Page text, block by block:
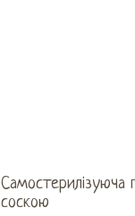
Самостерилізуюча
соскою